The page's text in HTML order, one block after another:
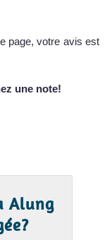
très profond
il y a de
une jolie pente
pour ...
page, votre avis est
une note!
Alung